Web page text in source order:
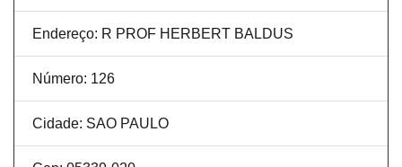
Endereço: R PROF HERBERT BALDUS
Número: 126
Cidade: SAO PAULO